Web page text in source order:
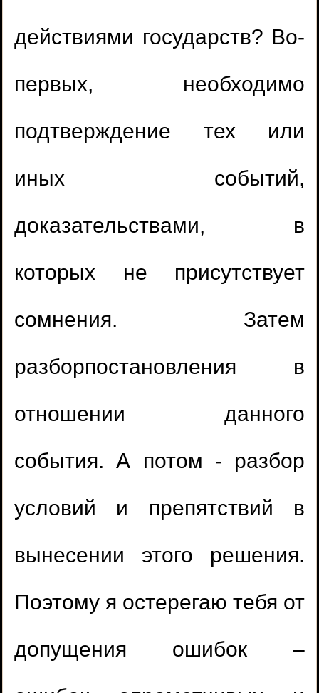
действиями государств? Во-
первых, необходимо
подтверждение тех или
иных событий,
доказательствами, в
которых не присутствует
сомнения. Затем
разборпостановления в
отношении данного
события. А потом - разбор
условий и препятствий в
вынесении этого решения.
Поэтому я остерегаю тебя от
допущения ошибок –